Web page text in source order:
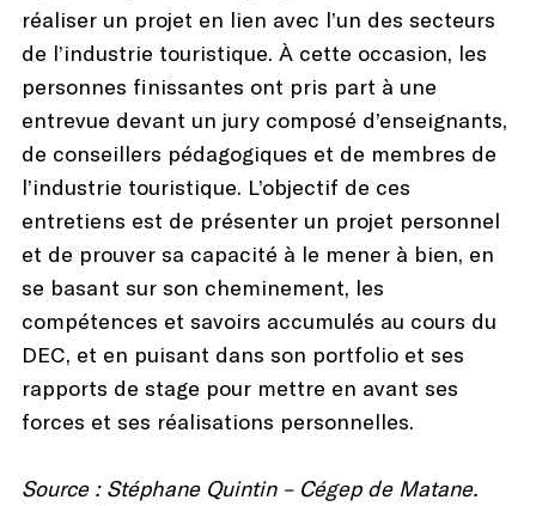
réaliser un projet en lien avec l’un des secteurs
de l’industrie touristique. À cette occasion, les
personnes finissantes ont pris part à une
entrevue devant un jury composé d’enseignants,
de conseillers pédagogiques et de membres de
l’industrie touristique. L’objectif de ces
entretiens est de présenter un projet personnel
et de prouver sa capacité à le mener à bien, en
se basant sur son cheminement, les
compétences et savoirs accumulés au cours du
DEC, et en puisant dans son portfolio et ses
rapports de stage pour mettre en avant ses
forces et ses réalisations personnelles.
Source : Stéphane Quintin – Cégep de Matane.